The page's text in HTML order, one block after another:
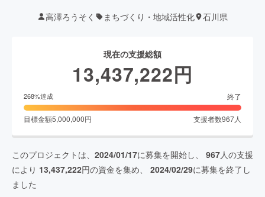
高澤ろうそく まちづくり・地域活性化 石川県
現在の支援総額
13,437,222円
268%達成 終了
目標金額5,000,000円 支援者数967人
このプロジェクトは、 2024/01/17に募集を開始し、 967人の支援
により 13,437,222円の資金を集め、 2024/02/29に募集を終了し
ました